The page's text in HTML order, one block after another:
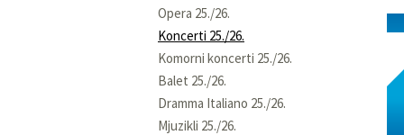
Opera 25./26.
Koncerti 25./26.
Komorni koncerti 25./26.
Balet 25./26.
Dramma Italiano 25./26.
Mjuzikli 25./26.